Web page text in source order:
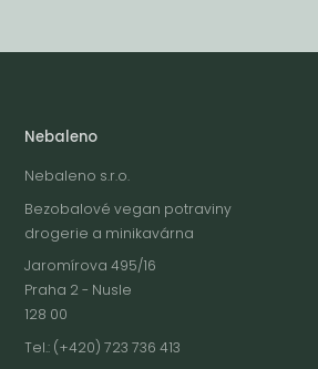
Nebaleno
Nebaleno s.r.o.
Bezobalové vegan potraviny
drogerie a minikavárna
Jaromírova 495/16
Praha 2 - Nusle
128 00
Tel.: (+420) 723 736 413